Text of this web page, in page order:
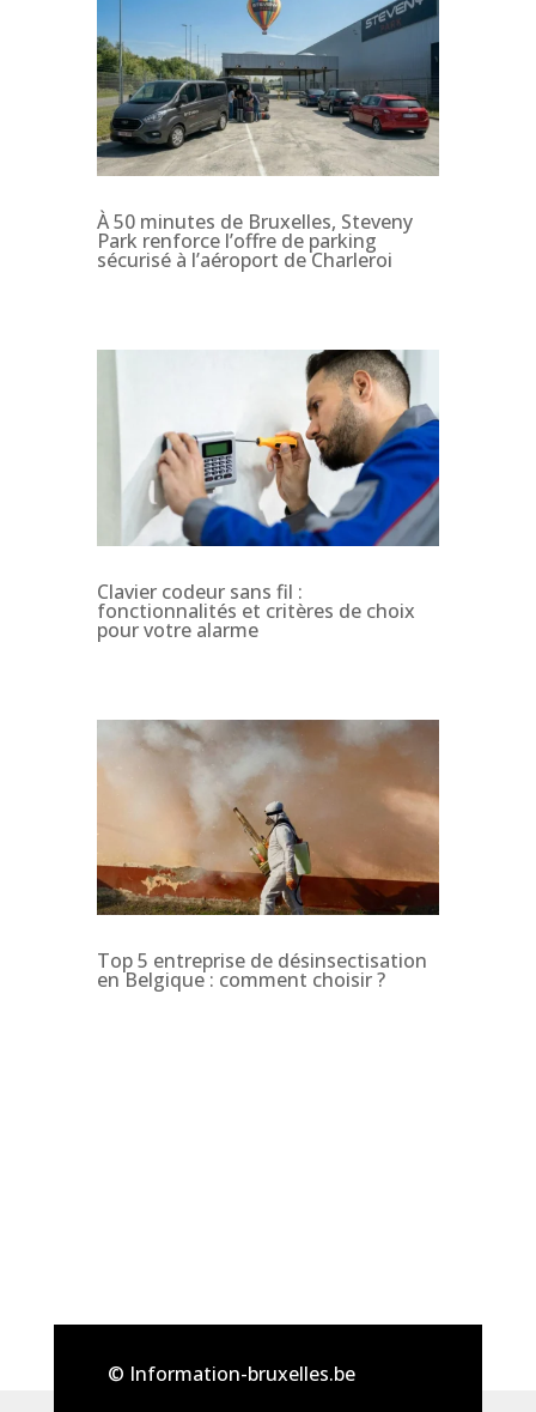
À 50 minutes de Bruxelles, Steveny
Park renforce l’offre de parking
sécurisé à l’aéroport de Charleroi
Clavier codeur sans fil :
fonctionnalités et critères de choix
pour votre alarme
Top 5 entreprise de désinsectisation
en Belgique : comment choisir ?
© Information-bruxelles.be